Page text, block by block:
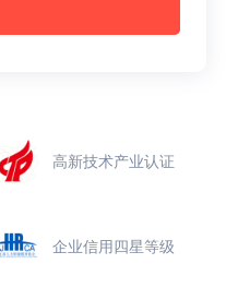
高新技术产业认证
企业信用四星等级